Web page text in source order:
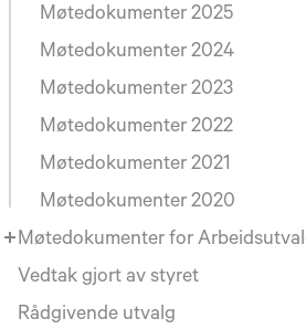
Møtedokumenter 2025
Møtedokumenter 2024
Møtedokumenter 2023
Møtedokumenter 2022
Møtedokumenter 2021
Møtedokumenter 2020
Møtedokumenter for
Vedtak gjort av styret
Rådgivende utvalg